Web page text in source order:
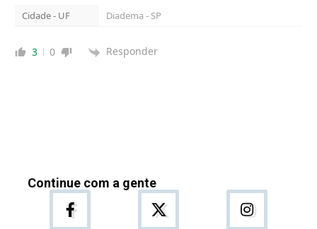
Cidade - UF Diadema - SP
3 0 Responder
Continue com a gente